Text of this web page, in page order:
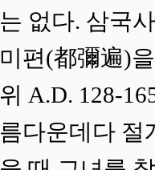
는 없다. 삼국
미편(都彌遍)
위 A.D. 128-
름다운데다 절